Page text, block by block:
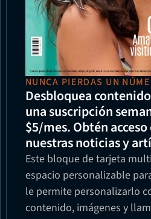
NUNCA PIERDAS UN
Desbloquea
una suscripción
$5/mes. Obtén
nuestras noticias y
Este bloque de tarjeta
espacio personalizable
le permite personalizarlo
contenido, imágenes y